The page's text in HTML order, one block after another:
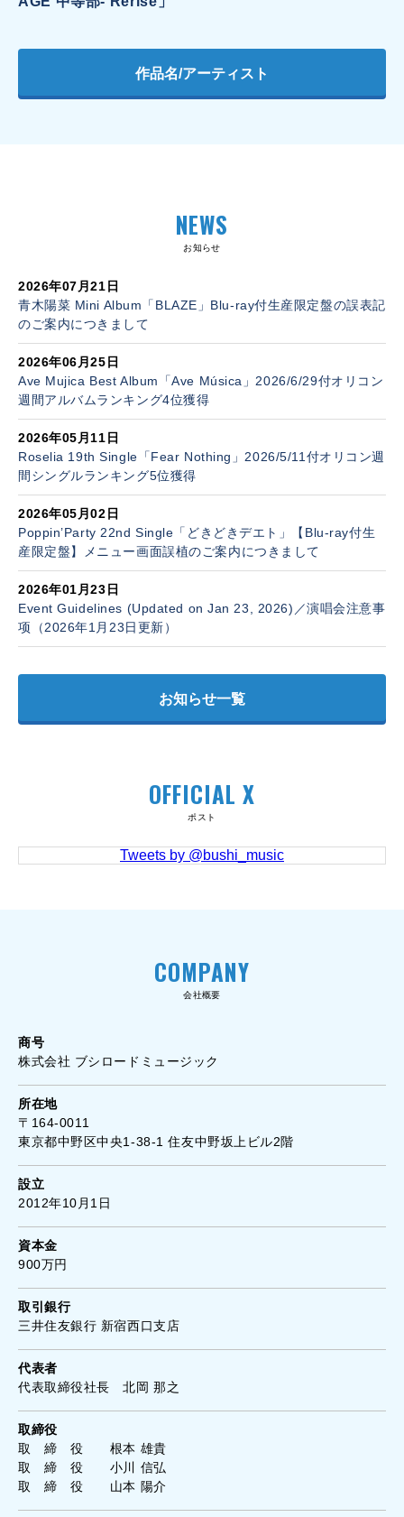
作品名/アーティスト
NEWS
お知らせ
2026年07月21日
青木陽菜 Mini Album「BLAZE」Blu-ray付生産限定盤の誤表記
のご案内につきまして
2026年06月25日
Ave Mujica Best Album「Ave Música」2026/6/29付オリコン
週間アルバムランキング4位獲得
2026年05月11日
Roselia 19th Single「Fear Nothing」2026/5/11付オリコン週
間シングルランキング5位獲得
2026年05月02日
Poppin’Party 22nd Single「どきどきデエト」【Blu-ray付生
産限定盤】メニュー画面誤植のご案内につきまして
2026年01月23日
Event Guidelines (Updated on Jan 23, 2026)／演唱会注意事
项（2026年1月23日更新）
お知らせ一覧
OFFICIAL X
ポスト
Tweets by @bushi_music
COMPANY
会社概要
商号
株式会社 ブシロードミュージック
所在地
〒164-0011
東京都中野区中央1-38-1 住友中野坂上ビル2階
設立
2012年10月1日
資本金
900万円
取引銀行
三井住友銀行 新宿西口支店
代表者
代表取締役社長 北岡 那之
取締役
取 締 役 根本 雄貴
取 締 役 小川 信弘
取 締 役 山本 陽介